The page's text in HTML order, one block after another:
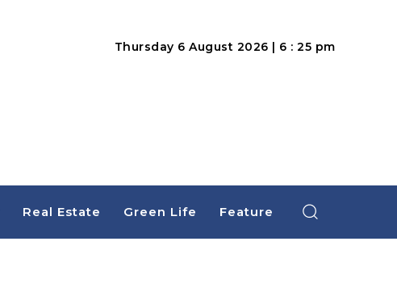
Thursday 6 August 2026 | 6 : 25 pm
Real Estate Green Life Feature